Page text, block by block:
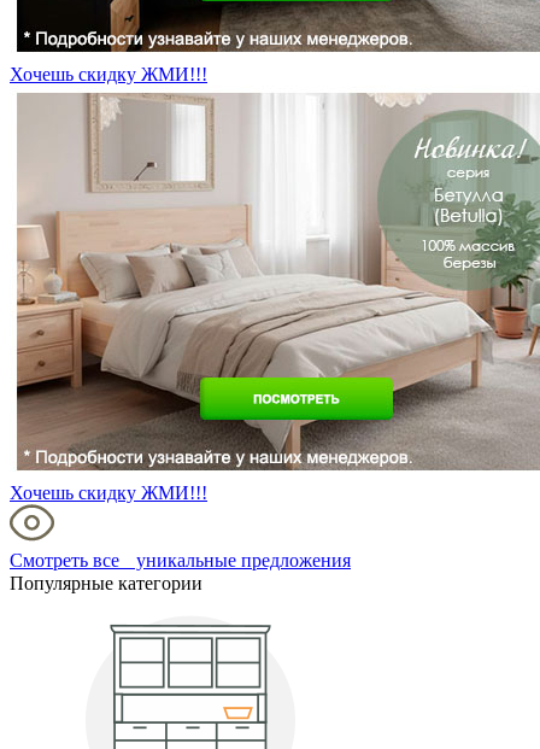
Хочешь скидку ЖМИ!!!
Хочешь скидку ЖМИ!!!
Смотреть все уникальные предложения
Популярные категории